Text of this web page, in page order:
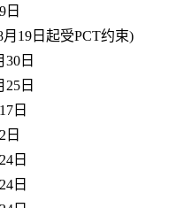
日
月19日起受PCT约束)
30日
25日
日
日
日
日